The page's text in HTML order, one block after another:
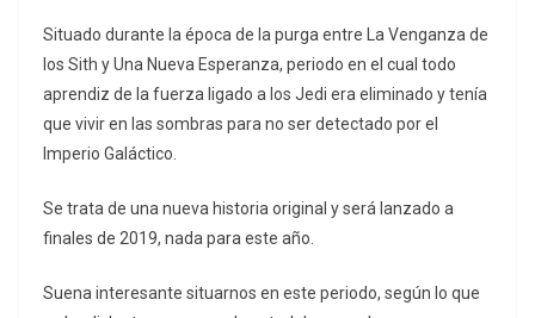
Situado durante la época de la purga entre La Venganza de
los Sith y Una Nueva Esperanza, periodo en el cual todo
aprendiz de la fuerza ligado a los Jedi era eliminado y tenía
que vivir en las sombras para no ser detectado por el
Imperio Galáctico.
Se trata de una nueva historia original y será lanzado a
finales de 2019, nada para este año.
Suena interesante situarnos en este periodo, según lo que